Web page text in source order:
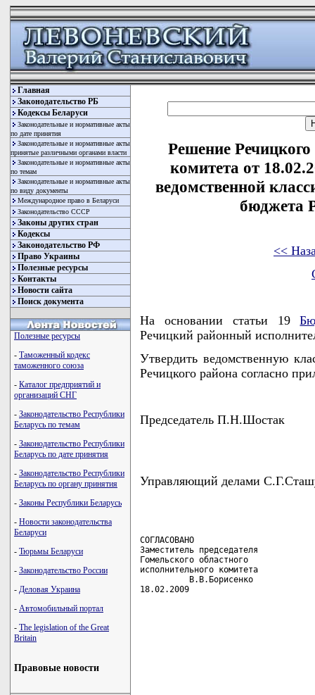
Главная
Законодательство РБ
Кодексы Беларуси
Законодательные и нормативные акты
по дате принятия
Законодательные и нормативные акты
принятые различными органами власти
Законодательные и нормативные акты
по темам
Законодательные и нормативные акты
по виду документы
Международное право в Беларуси
Законодательство СССР
Законы других стран
Кодексы
Законодательство РФ
Право Украины
Полезные ресурсы
Контакты
Новости сайта
Поиск документа
Полезные ресурсы
- Таможенный кодекс
таможенного союза
- Каталог предприятий и
организаций СНГ
- Законодательство Республики
Беларусь по темам
- Законодательство Республики
Беларусь по дате принятия
- Законодательство Республики
Беларусь по органу принятия
- Законы Республики Беларусь
- Новости законодательства
Беларуси
- Тюрьмы Беларуси
- Законодательство России
- Деловая Украина
- Автомобильный портал
- The legislation of the Great
Britain
Правовые новости
Решение Речицкого
комитета от
ведомственной
бюджета
<<
На основании статьи 19
Речицкий районный
Утвердить ведомственную
Речицкого района согласно
Председатель П.Н.Шостак
Управляющий делами
СОГЛАСОВАНО
Заместитель председателя
Гомельского областного
исполнительного комитета
          В.В.Борисенко
18.02.2009